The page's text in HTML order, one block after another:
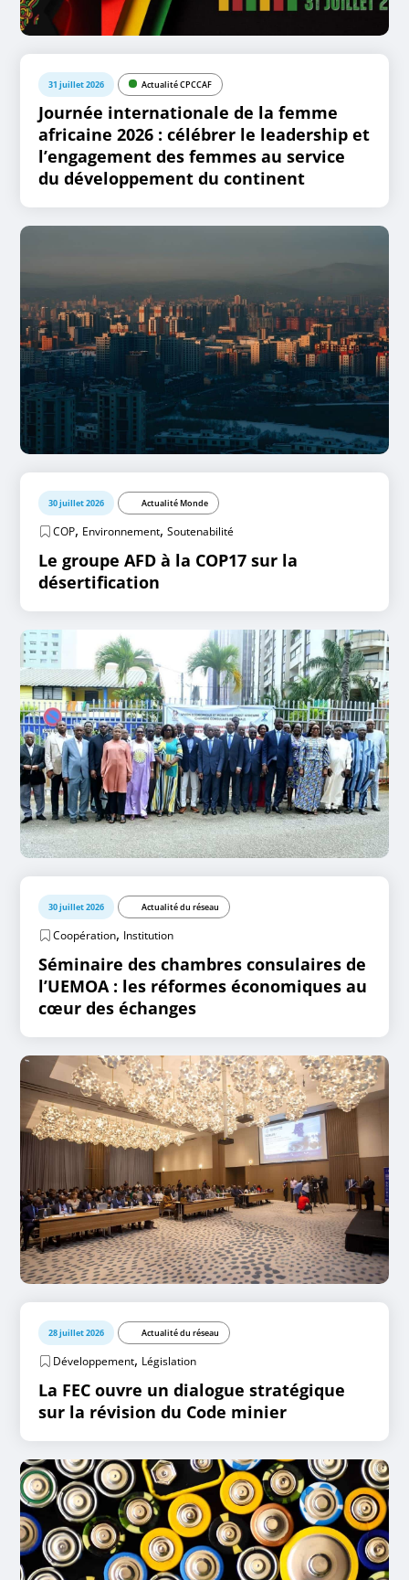
31 juillet 2026 Actualité CPCCAF
Journée internationale de la femme
africaine 2026 : célébrer le leadership et
l’engagement des femmes au service
du développement du continent
30 juillet 2026 Actualité Monde
COP, Environnement,Soutenabilité
Le groupe AFD à la COP17 sur la
désertification
30 juillet 2026 Actualité du réseau
Coopération, Institution
Séminaire des chambres consulaires de
l’UEMOA : les réformes économiques au
cœur des échanges
28 juillet 2026 Actualité du réseau
Développement, Législation
La FEC ouvre un dialogue stratégique
sur la révision du Code minier